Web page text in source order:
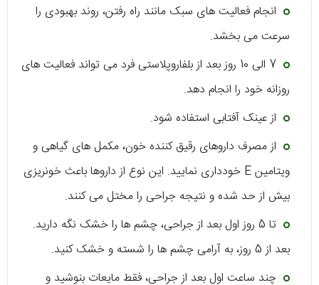
انجام فعالیت های سبک مانند راه رفتن، روند بهبودی را
سرعت می بخشد.
7 الی 10 روز بعد از بلفاروپلاستی فرد می تواند فعالیت های
روزانه خود را انجام دهد.
از عینک آفتابی استفاده شود.
از مصرف داروهای رقیق کننده خون، مکمل های گیاهی و
ویتامین E خودداری نمایید. این نوع از داروها باعث خونریزی
بیش از حد شده و نتیجه جراحی را مختل می کنند.
تا 5 روز اول بعد از جراحی، چشم ها را خشک نگه دارید.
بعد از 5 روز، به آرامی چشم ها را شسته و خشک کنید.
چند ساعت اول بعد از جراحی، فقط مایعات بنوشید و